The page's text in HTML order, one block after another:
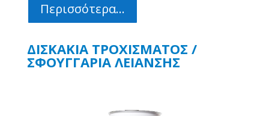
Περισσότερα...
ΔΙΣΚΑΚΙΑ ΤΡΟΧΙΣΜΑΤΟΣ /
ΣΦΟΥΓΓΑΡΙΑ ΛΕΙΑΝΣΗΣ